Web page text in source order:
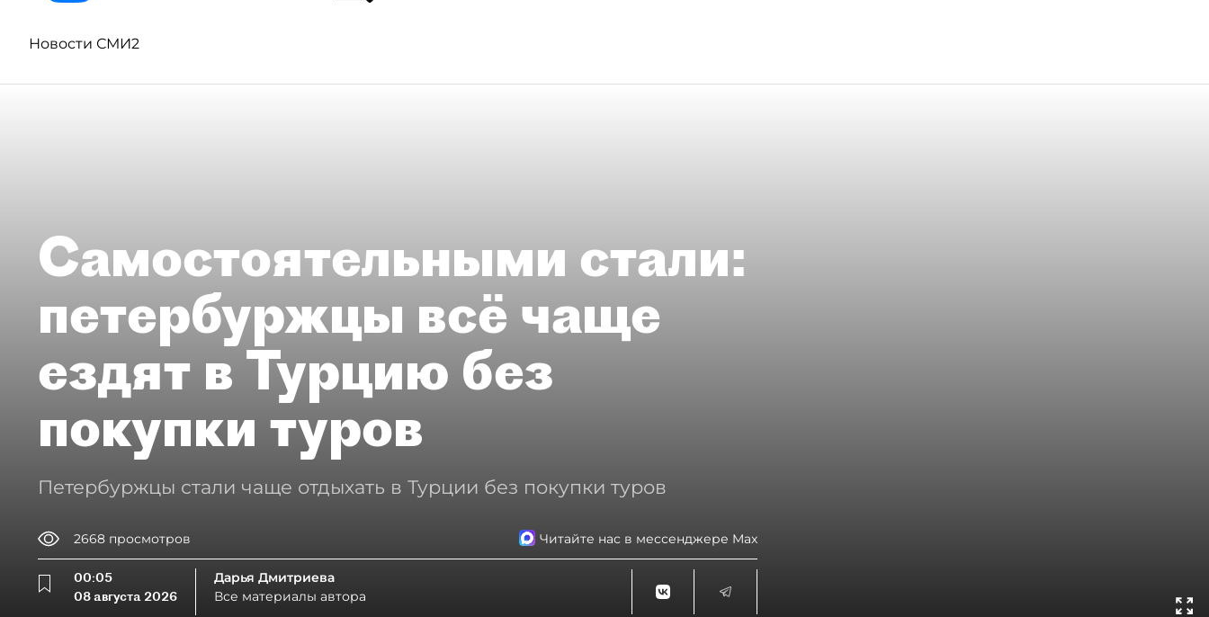
Новости СМИ2
Самостоятельными стали:
петербуржцы всё чаще
ездят в Турцию без
покупки туров
Петербуржцы стали чаще отдыхать в Турции без покупки туров
2668 просмотров Читайте нас в мессенджере Max
00:05
08 августа 2026
Дарья Дмитриева
Все материалы автора